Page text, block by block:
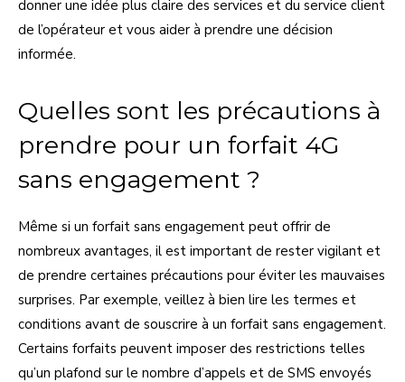
donner une idée plus claire des services et du service client
de l’opérateur et vous aider à prendre une décision
informée.
Quelles sont les précautions à
prendre pour un forfait 4G
sans engagement ?
Même si un forfait sans engagement peut offrir de
nombreux avantages, il est important de rester vigilant et
de prendre certaines précautions pour éviter les mauvaises
surprises. Par exemple, veillez à bien lire les termes et
conditions avant de souscrire à un forfait sans engagement.
Certains forfaits peuvent imposer des restrictions telles
qu’un plafond sur le nombre d’appels et de SMS envoyés